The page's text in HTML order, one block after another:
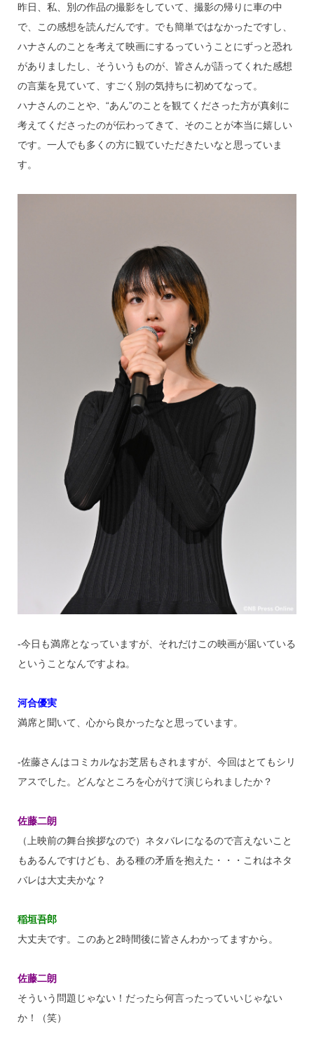
昨日、私、別の作品の撮影をしていて、撮影の帰りに車の中
で、この感想を読んだんです。でも簡単ではなかったですし、
ハナさんのことを考えて映画にするっていうことにずっと恐れ
がありましたし、そういうものが、皆さんが語ってくれた感想
の言葉を見ていて、すごく別の気持ちに初めてなって。
ハナさんのことや、“あん”のことを観てくださった方が真剣に
考えてくださったのが伝わってきて、そのことが本当に嬉しい
です。一人でも多くの方に観ていただきたいなと思っていま
す。
‐今日も満席となっていますが、それだけこの映画が届いている
ということなんですよね。
河合優実
満席と聞いて、心から良かったなと思っています。
‐佐藤さんはコミカルなお芝居もされますが、今回はとてもシリ
アスでした。どんなところを心がけて演じられましたか？
佐藤二朗
（上映前の舞台挨拶なので）ネタバレになるので言えないこと
もあるんですけども、ある種の矛盾を抱えた・・・これはネタ
バレは大丈夫かな？
稲垣吾郎
大丈夫です。このあと2時間後に皆さんわかってますから。
佐藤二朗
そういう問題じゃない！だったら何言ったっていいじゃない
か！（笑）